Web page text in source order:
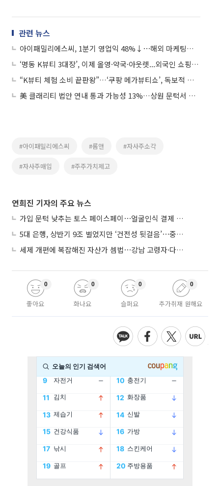
관련 뉴스
아이패밀리에스씨, 1분기 영업익 48%↓⋯해외 마케팅비 등 영향
‘명동 K뷰티 3대장’, 이제 올영·약국·아웃렛...외국인 쇼핑 열기 후끈
“K뷰티 체험 소비 끝판왕”…‘쿠팡 메가뷰티쇼’, 독보적 혜택으로 성수동 달궜다
美 클래리티 법안 연내 통과 가능성 13%…상원 문턱서 제동
#아이패밀리에스씨 #롬앤 #자사주소각
#자사주매입 #주주가치제고
연희진 기자의 주요 뉴스
가입 문턱 낮추는 토스 페이스페이⋯얼굴인식 결제 확산 속도낸다
5대 은행, 상반기 9조 벌었지만 ‘건전성 뒷걸음’⋯중기대출 문턱 높아지나
세제 개편에 복잡해진 자산가 셈법⋯강남 고령자·다주택자 ‘자산재편 고심’
좋아요
0
화나요
0
슬퍼요
0
추가취재 원해요
0